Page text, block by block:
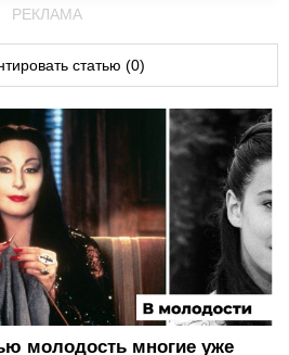
РЕКЛАМА
статью (0)
молодость многие уже